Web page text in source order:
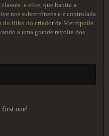
a elite, que habita a
nos subterrôneos e é controlada
do filho do criador de Metrópolis
a uma grande revolta dos
first one!